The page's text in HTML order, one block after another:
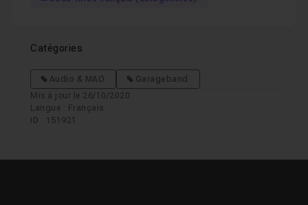
Catégories
Audio & MAO
Garageband
Mis à jour le 26/10/2020
Langue : Français
ID : 151921